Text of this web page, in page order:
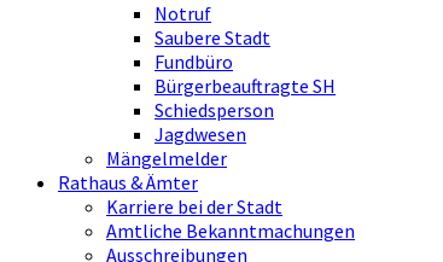
Notruf
Saubere Stadt
Fundbüro
Bürgerbeauftragte SH
Schiedsperson
Jagdwesen
Mängelmelder
Rathaus & Ämter
Karriere bei der Stadt
Amtliche Bekanntmachungen
Ausschreibungen